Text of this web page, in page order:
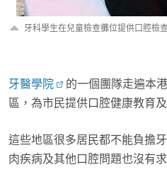
牙科學生在兒童檢查攤位提供口腔檢
牙醫學院
的一個團隊走遍本
區，為市民提供口腔健康教育
這些地區很多居民都不能負擔
肉疾病及其他口腔問題也沒有求